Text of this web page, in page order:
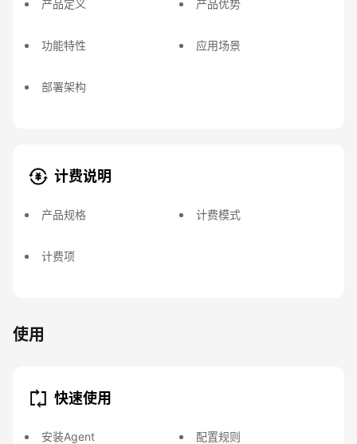
产品定义 产品优势
功能特性 应用场景
部署架构
计费说明
产品规格 计费模式
计费项
使用
快速使用
安装Agent 配置规则